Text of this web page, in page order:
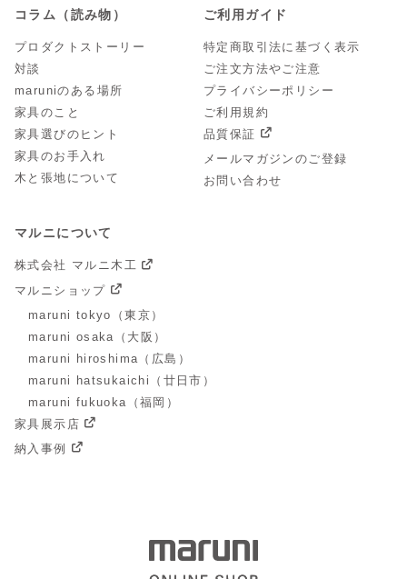
コラム（読み物）
プロダクトストーリー
対談
maruniのある場所
家具のこと
家具選びのヒント
家具のお手入れ
木と張地について
ご利用ガイド
特定商取引法に基づく表示
ご注文方法やご注意
プライバシーポリシー
ご利用規約
品質保証
メールマガジンのご登録
お問い合わせ
マルニについて
株式会社 マルニ木工
マルニショップ
maruni tokyo（東京）
maruni osaka（大阪）
maruni hiroshima（広島）
maruni hatsukaichi（廿日市）
maruni fukuoka（福岡）
家具展示店
納入事例